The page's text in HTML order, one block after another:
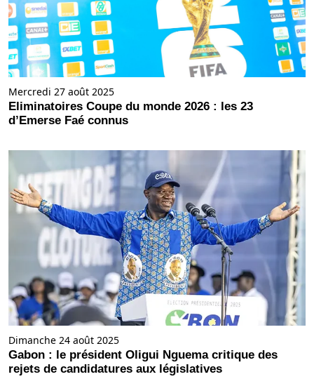
Mercredi 27 août 2025
Eliminatoires Coupe du monde 2026 : les 23
d’Emerse Faé connus
Dimanche 24 août 2025
Gabon : le président Oligui Nguema critique des
rejets de candidatures aux législatives